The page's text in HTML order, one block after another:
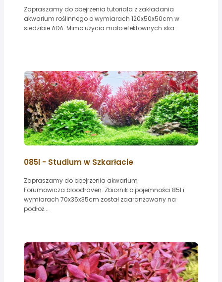
Zapraszamy do obejrzenia tutoriala z zakładania
akwarium roślinnego o wymiarach 120x50x50cm w
siedzibie ADA. Mimo użycia mało efektownych ska...
085l - Studium w Szkarłacie
Zapraszamy do obejrzenia akwarium
Forumowicza bloodraven. Zbiornik o pojemności 85l i
wymiarach 70x35x35cm został zaaranżowany na
podłoż...